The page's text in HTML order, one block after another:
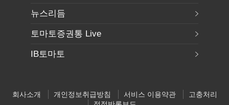
뉴스리듬
토마토증권통 Live
IB토마토
회사소개 개인정보취급방침 서비스 이용약관
고충처리